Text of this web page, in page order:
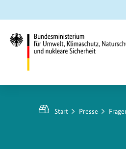
Hauptinhalt
springen
Suche
springen
Hauptnavigation
springen
Umwelt,
Klimaschutz,
Start Presse